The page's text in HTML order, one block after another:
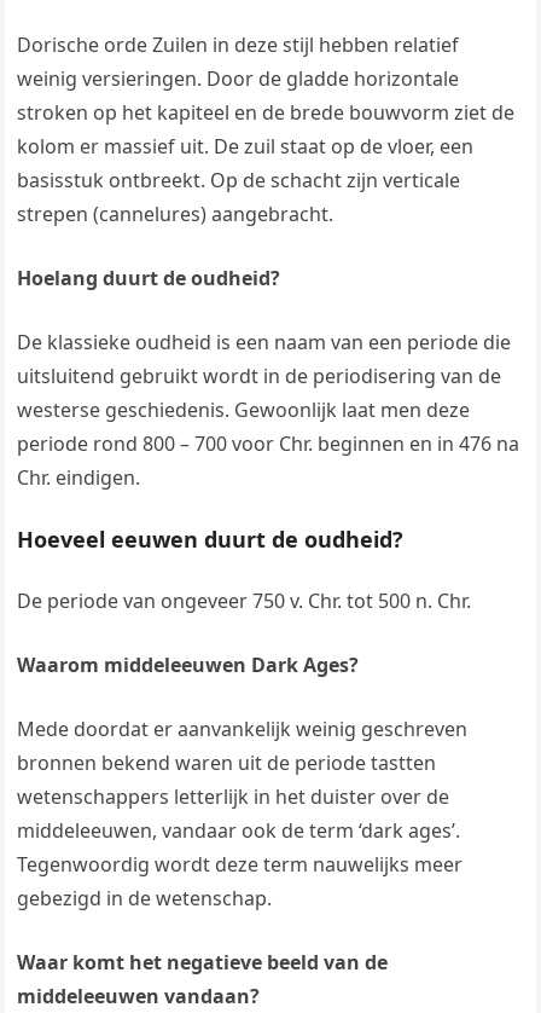
Dorische orde Zuilen in deze stijl hebben relatief
weinig versieringen. Door de gladde horizontale
stroken op het kapiteel en de brede bouwvorm ziet de
kolom er massief uit. De zuil staat op de vloer, een
basisstuk ontbreekt. Op de schacht zijn verticale
strepen (cannelures) aangebracht.
Hoelang duurt de oudheid?
De klassieke oudheid is een naam van een periode die
uitsluitend gebruikt wordt in de periodisering van de
westerse geschiedenis. Gewoonlijk laat men deze
periode rond 800 – 700 voor Chr. beginnen en in 476 na
Chr. eindigen.
Hoeveel eeuwen duurt de oudheid?
De periode van ongeveer 750 v. Chr. tot 500 n. Chr.
Waarom middeleeuwen Dark Ages?
Mede doordat er aanvankelijk weinig geschreven
bronnen bekend waren uit de periode tastten
wetenschappers letterlijk in het duister over de
middeleeuwen, vandaar ook de term ‘dark ages’.
Tegenwoordig wordt deze term nauwelijks meer
gebezigd in de wetenschap.
Waar komt het negatieve beeld van de
middeleeuwen vandaan?